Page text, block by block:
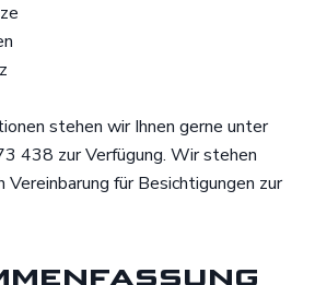
stehen wir Ihnen gerne unter
438 zur Verfügung. Wir stehen
Vereinbarung für Besichtigungen zur